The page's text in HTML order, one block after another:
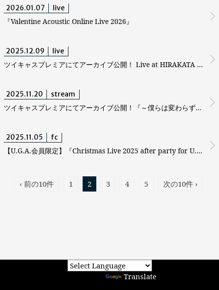
2026.01.07 live
『Valentine Acoustic Online Live 2026』
2025.12.09 live
ツイキャスプレミアにてアーカイブ公開！ Live at HIRAKATA 2025 『～中振の交差点は、あの頃からよく混みます笑～』
2025.11.20 stream
ツイキャスプレミアにてアーカイブ公開！『～僕らは変わらずに、変わり続ける旅をする。2025～』
2025.11.05 fc
【U.G.A.会員限定】『Christmas Live 2025 after party for U.G.A』 結成25周年最後のクリスマスイブイブですもん。今年も一人にはさせませんよ。
‹ 前の10件 1 2 3 4 5 次の10件 ›
Translate